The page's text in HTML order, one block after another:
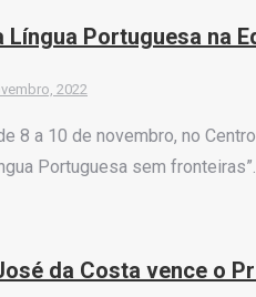
Língua Portuguesa na
2022
8 a 10 de novembro, no
Portuguesa sem fronteiras”.
da Costa vence o